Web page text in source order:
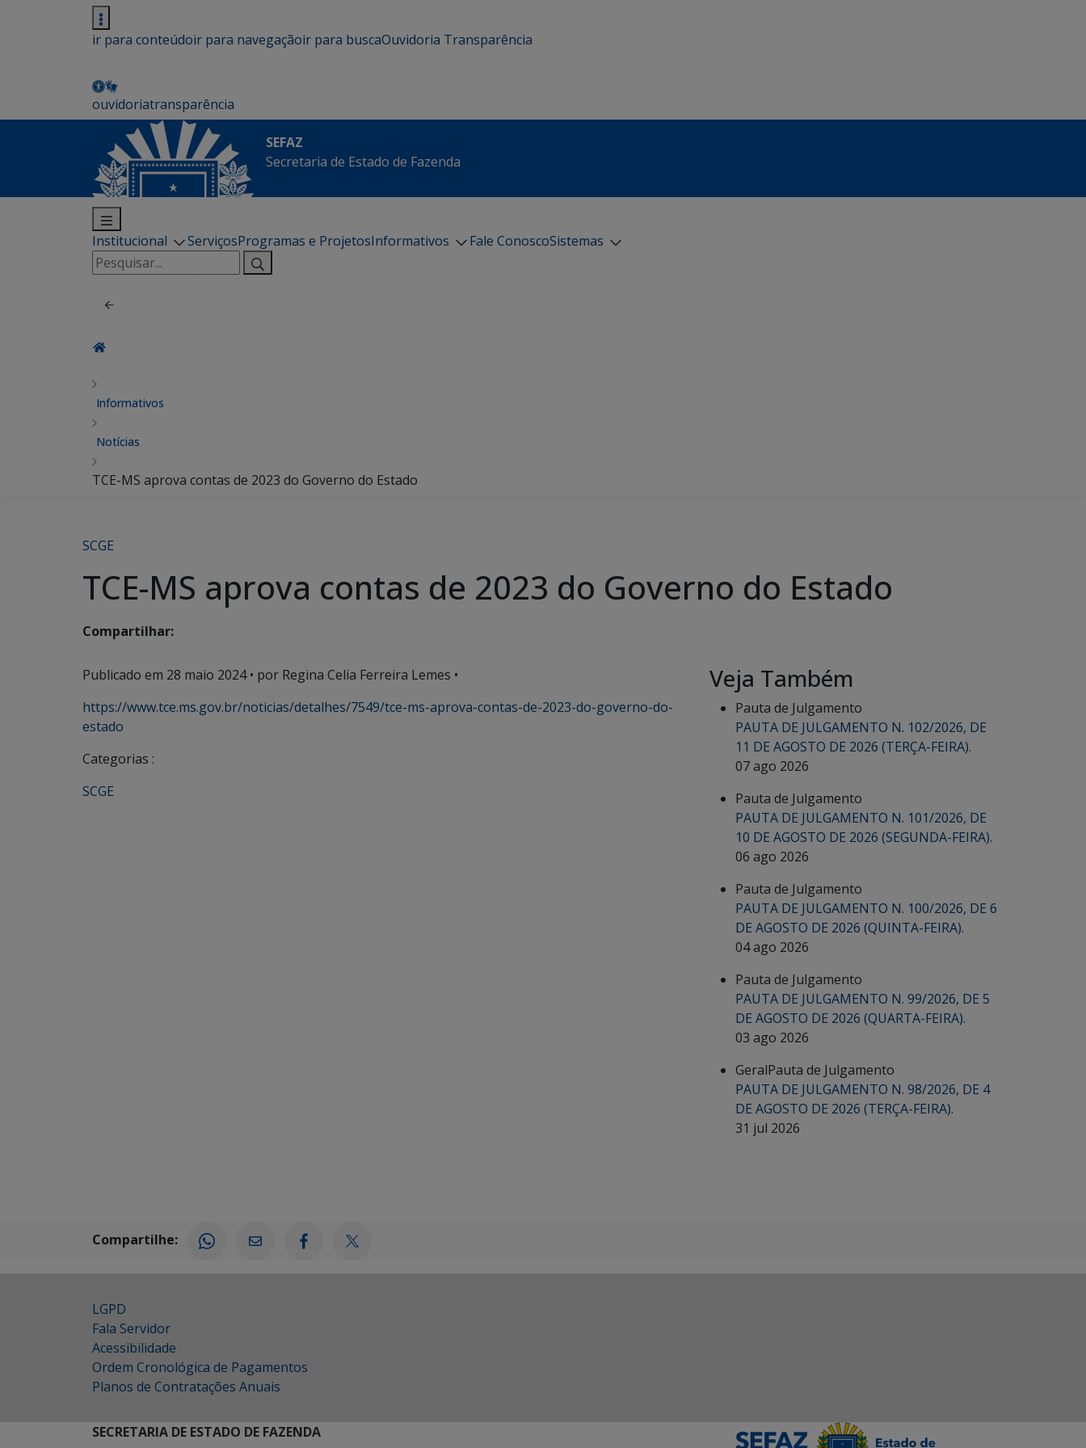
ir para conteúdoir para navegaçãoir para buscaOuvidoria Transparência
ouvidoriatransparência
SEFAZ
Secretaria de Estado de Fazenda
Institucional ServiçosProgramas e ProjetosInformativos Fale ConoscoSistemas
Pesquisar
por:
Informativos
Notícias
TCE-MS aprova contas de 2023 do Governo do Estado
SCGE
TCE-MS aprova contas de 2023 do Governo do Estado
Compartilhar:
Publicado em 28 maio 2024• por Regina Celia Ferreira Lemes •
https://www.tce.ms.gov.br/noticias/detalhes/7549/tce-ms-aprova-contas-de-2023-do-governo-do-
estado
Categorias :
SCGE
Veja Também
Pauta de Julgamento
PAUTA DE JULGAMENTO N. 102/2026, DE
11 DE AGOSTO DE 2026 (TERÇA-FEIRA).
07 ago 2026
Pauta de Julgamento
PAUTA DE JULGAMENTO N. 101/2026, DE
10 DE AGOSTO DE 2026 (SEGUNDA-FEIRA).
06 ago 2026
Pauta de Julgamento
PAUTA DE JULGAMENTO N. 100/2026, DE 6
DE AGOSTO DE 2026 (QUINTA-FEIRA).
04 ago 2026
Pauta de Julgamento
PAUTA DE JULGAMENTO N. 99/2026, DE 5
DE AGOSTO DE 2026 (QUARTA-FEIRA).
03 ago 2026
GeralPauta de Julgamento
PAUTA DE JULGAMENTO N. 98/2026, DE 4
DE AGOSTO DE 2026 (TERÇA-FEIRA).
31 jul 2026
Compartilhe:
LGPD
Fala Servidor
Acessibilidade
Ordem Cronológica de Pagamentos
Planos de Contratações Anuais
SECRETARIA DE ESTADO DE FAZENDA